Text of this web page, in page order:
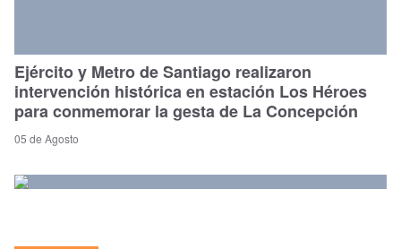
Ejército y Metro de Santiago realizaron
intervención histórica en estación Los Héroes
para conmemorar la gesta de La Concepción
05 de Agosto